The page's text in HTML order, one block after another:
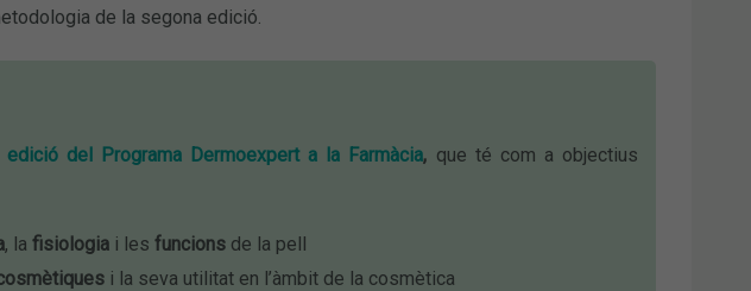
de la segona edició.
edició del Programa Dermoexpert a la Farmàcia, que té com a objectius
, la fisiologiai les funcionsde la pell
i la seva utilitat en l’àmbit de la cosmètica